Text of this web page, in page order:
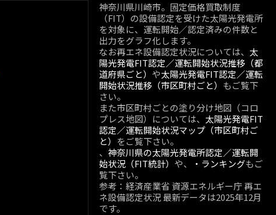
神奈川県川崎市。固定価格買取制度
（FIT）の設備認定を受けた太陽光発電所
を対象に、運転開始／認定済みの件数と
出力をグラフ化します。
なお再エネ設備認定状況については、 太
陽光発電FIT認定／運転開始状況推移（都
道府県ごと） や太陽光発電FIT認定／運転
開始状況推移（市区町村ごと） もご覧下
さい。
また市区町村ごとの塗り分け地図（コロ
プレス地図）については、 太陽光発電FIT
認定／運転開始状況マップ（市区町村ご
と） をご覧下さい。
、 神奈川県の太陽光発電所認定／運転開
始状況（FIT統計） や、 ・ランキングもご
覧下さい。
参考：経済産業省 資源エネルギー庁 再エ
ネ設備認定状況 最新データは2025年12月
です。